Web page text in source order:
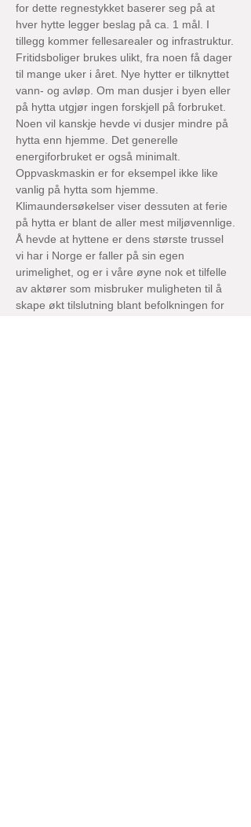
for dette regnestykket baserer seg på at
hver hytte legger beslag på ca. 1 mål. I
tillegg kommer fellesarealer og infrastruktur.
Fritidsboliger brukes ulikt, fra noen få dager
til mange uker i året. Nye hytter er tilknyttet
vann- og avløp. Om man dusjer i byen eller
på hytta utgjør ingen forskjell på forbruket.
Noen vil kanskje hevde vi dusjer mindre på
hytta enn hjemme. Det generelle
energiforbruket er også minimalt.
Oppvaskmaskin er for eksempel ikke like
vanlig på hytta som hjemme.
Klimaundersøkelser viser dessuten at ferie
på hytta er blant de aller mest miljøvennlige.
Å hevde at hyttene er dens største trussel
vi har i Norge er faller på sin egen
urimelighet, og er i våre øyne nok et tilfelle
av aktører som misbruker muligheten til å
skape økt tilslutning blant befolkningen for